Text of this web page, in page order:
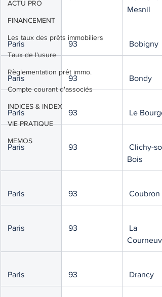
ACTU PRO
FINANCEMENT
Les taux des prêts immobiliers
Taux de l'usure
Règlementation prêt immo.
Compte courant d'associés
INDICES & INDEX
VIE PRATIQUE
MEMOS
Mesnil
Paris 93 Bobigny
Paris 93 Bondy
Paris 93 Le
Paris 93
Bois
Paris 93 Coubron
Paris 93
Courneuve
Paris 93 Drancy